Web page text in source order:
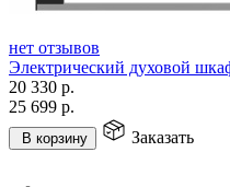
нет отзывов
Электрический духовой
20 330 р.
25 699 р.
В корзину Заказать